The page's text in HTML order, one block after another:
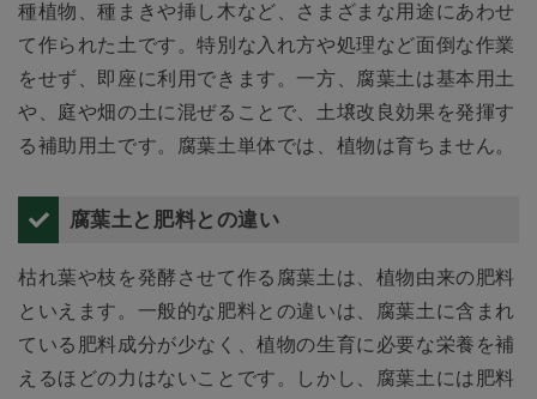
種植物、種まきや挿し木など、さまざまな用途にあわせ
て作られた土です。特別な入れ方や処理など面倒な作業
をせず、即座に利用できます。一方、腐葉土は基本用土
や、庭や畑の土に混ぜることで、土壌改良効果を発揮す
る補助用土です。腐葉土単体では、植物は育ちません。
腐葉土と肥料との違い
枯れ葉や枝を発酵させて作る腐葉土は、植物由来の肥料
といえます。一般的な肥料との違いは、腐葉土に含まれ
ている肥料成分が少なく、植物の生育に必要な栄養を補
えるほどの力はないことです。しかし、腐葉土には肥料